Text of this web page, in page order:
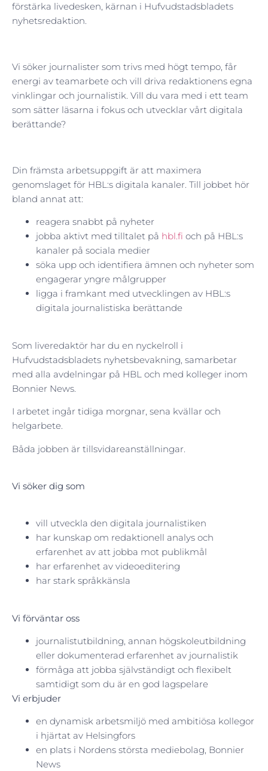
förstärka livedesken, kärnan i Hufvudstadsbladets
nyhetsredaktion.
Vi söker journalister som trivs med högt tempo, får
energi av teamarbete och vill driva redaktionens egna
vinklingar och journalistik. Vill du vara med i ett team
som sätter läsarna i fokus och utvecklar vårt digitala
berättande?
Din främsta arbetsuppgift är att maximera
genomslaget för HBL:s digitala kanaler. Till jobbet hör
bland annat att:
reagera snabbt på nyheter
jobba aktivt med tilltalet på hbl.fi och på HBL:s
kanaler på sociala medier
söka upp och identifiera ämnen och nyheter som
engagerar yngre målgrupper
ligga i framkant med utvecklingen av HBL:s
digitala journalistiska berättande
Som liveredaktör har du en nyckelroll i
Hufvudstadsbladets nyhetsbevakning, samarbetar
med alla avdelningar på HBL och med kolleger inom
Bonnier News.
I arbetet ingår tidiga morgnar, sena kvällar och
helgarbete.
Båda jobben är tillsvidareanställningar.
Vi söker dig som
vill utveckla den digitala journalistiken
har kunskap om redaktionell analys och
erfarenhet av att jobba mot publikmål
har erfarenhet av videoeditering
har stark språkkänsla
Vi förväntar oss
journalistutbildning, annan högskoleutbildning
eller dokumenterad erfarenhet av journalistik
förmåga att jobba självständigt och flexibelt
samtidigt som du är en god lagspelare
Vi erbjuder
en dynamisk arbetsmiljö med ambitiösa kollegor
i hjärtat av Helsingfors
en plats i Nordens största mediebolag, Bonnier
News